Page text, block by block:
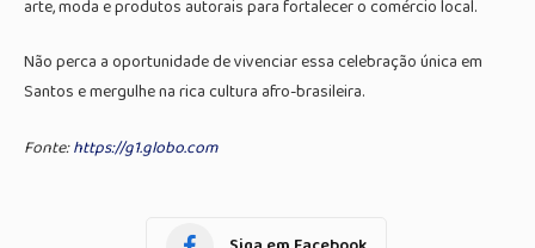
arte, moda e produtos autorais para fortalecer o comércio local.
Não perca a oportunidade de vivenciar essa celebração única em
Santos e mergulhe na rica cultura afro-brasileira.
Fonte:https://g1.globo.com